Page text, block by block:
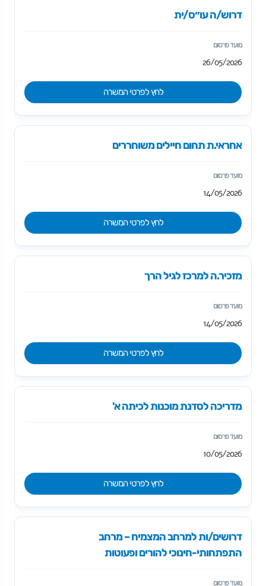
דרוש/ה עו״ס/ית
26/05/2026
לחץ לפרטי המשרה
אחראי.ת תחום חיילים משוחררים
14/05/2026
לחץ לפרטי המשרה
מזכיר.ה למרכז לגיל הרך
14/05/2026
לחץ לפרטי המשרה
מדריכה לסדנת מוכנות לכיתה א'
10/05/2026
לחץ לפרטי המשרה
דרושים/ות למרחב המצמיח – מרחב
התפתחותי-חינוכי להורים ופעוטות